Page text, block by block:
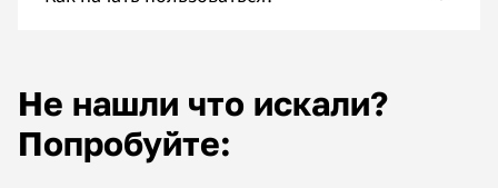
Не нашли что искали?
Попробуйте: